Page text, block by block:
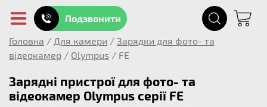
Подзвонити
Головна / Для камери / Зарядки для фото- та
відеокамер / Olympus / FE
Зарядні пристрої для фото- та
відеокамер Olympus серії FE